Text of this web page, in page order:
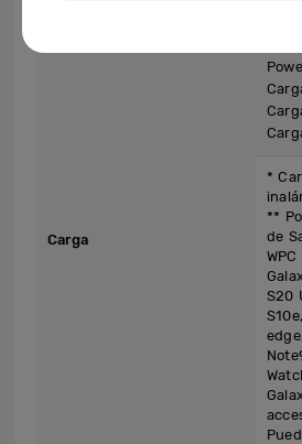
Carga
*
**
de
S20